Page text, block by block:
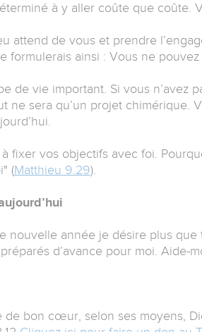
à y aller coûte que coûte.
attend de vous et prendre
formulerais ainsi : Vous ne
de vie important. Si vous n’avez
ne sera qu’un projet chimérique.
fixer vos objectifs avec foi.
(Matthieu 9.29).
nouvelle année je désire plus
d’avance pour moi. Aide-
de bon cœur, selon ses moyens,